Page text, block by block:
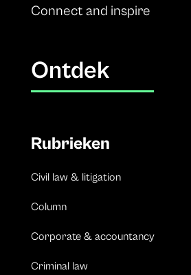
Connect and inspire
Ontdek
Rubrieken
Civil law & litigation
Column
Corporate & accountancy
Criminal law